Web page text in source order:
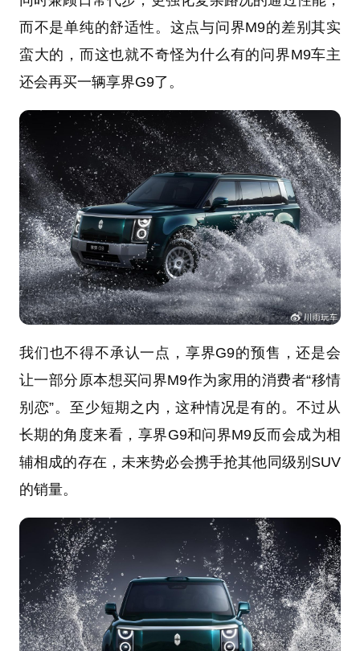
而不是单纯的舒适性。这点与问界M9的差别其实
蛮大的，而这也就不奇怪为什么有的问界M9车主
还会再买一辆享界G9了。
我们也不得不承认一点，享界G9的预售，还是会
让一部分原本想买问界M9作为家用的消费者“移情
别恋”。至少短期之内，这种情况是有的。不过从
长期的角度来看，享界G9和问界M9反而会成为相
辅相成的存在，未来势必会携手抢其他同级别SUV
的销量。